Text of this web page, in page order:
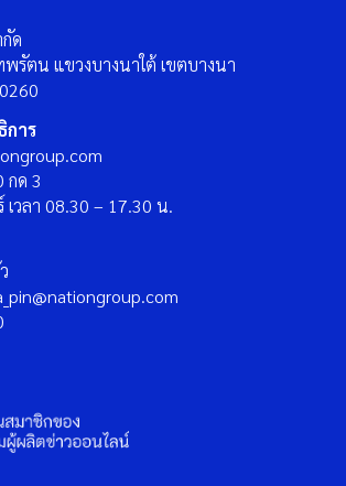
ด
รัตน แขวงบางนาใต้ เขตบางนา
การ
กด 3
วลา 08.30 – 17.30 น.